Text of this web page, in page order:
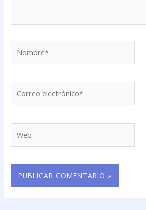
electrónico*